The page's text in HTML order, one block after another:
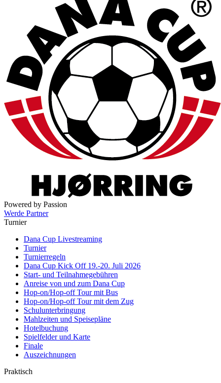
Powered by Passion
Werde Partner
Turnier
Dana Cup Livestreaming
Turnier
Turnierregeln
Dana Cup Kick Off 19.-20. Juli 2026
Start- und Teilnahmegebühren
Anreise von und zum Dana Cup
Hop-on/Hop-off Tour mit Bus
Hop-on/Hop-off Tour mit dem Zug
Schulunterbringung
Mahlzeiten und Speisepläne
Hotelbuchung
Spielfelder und Karte
Finale
Auszeichnungen
Praktisch